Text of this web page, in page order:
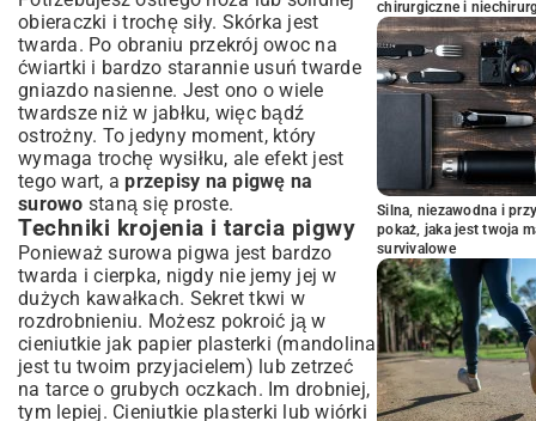
obieraczki i trochę siły. Skórka jest
twarda. Po obraniu przekrój owoc na
ćwiartki i bardzo starannie usuń twarde
gniazdo nasienne. Jest ono o wiele
twardsze niż w jabłku, więc bądź
ostrożny. To jedyny moment, który
wymaga trochę wysiłku, ale efekt jest
tego wart, aprzepisy na pigwę na
surowo staną się proste.
Techniki krojenia i tarcia pigwy
Ponieważ surowa pigwa jest bardzo
twarda i cierpka, nigdy nie jemy jej w
dużych kawałkach. Sekret tkwi w
rozdrobnieniu. Możesz pokroić ją w
cieniutkie jak papier plasterki (mandolina
jest tu twoim przyjacielem) lub zetrzeć
na tarce o grubych oczkach. Im drobniej,
tym lepiej. Cieniutkie plasterki lub wiórki
chirurgiczne i
Silna, niezawodna i
pokaż, jaka jest twoja
survivalowe